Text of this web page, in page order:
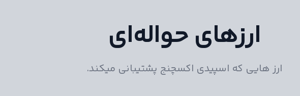
ارزهای حواله‌ای
ارز هایی که اسپیدی اکسچنج پشتیبانی میکند.